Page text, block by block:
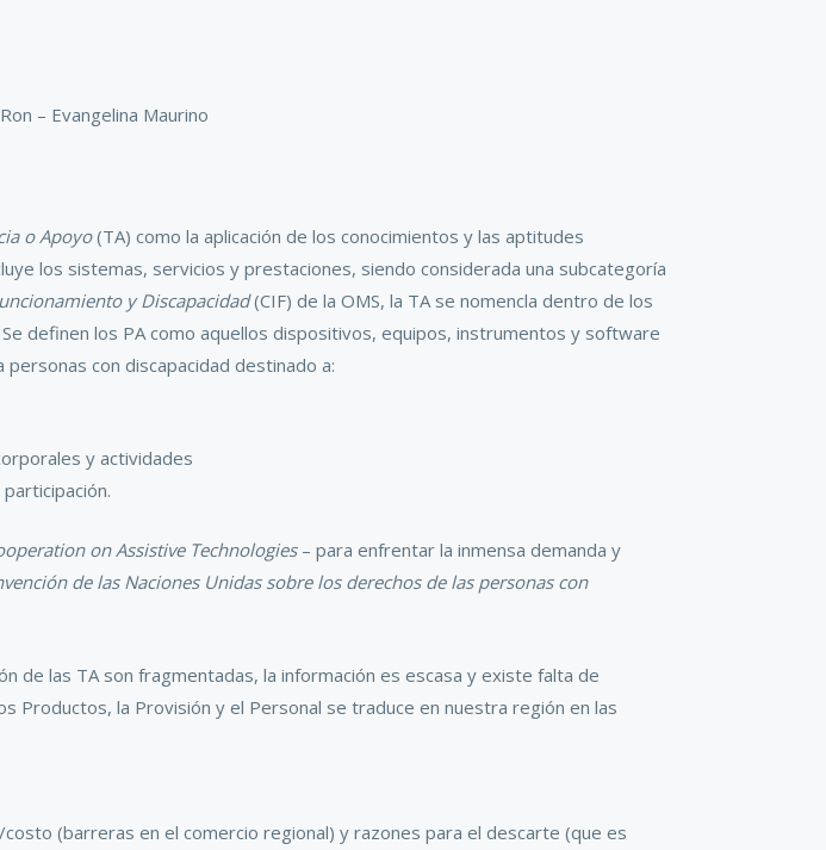
– Evangelina Maurino
o Apoyo(TA) como la aplicación de los conocimientos y las aptitudes
los sistemas, servicios y prestaciones, siendo considerada una subcategoría
y Discapacidad(CIF) de la OMS, la TA se nomencla dentro de los
definen los PA como aquellos dispositivos, equipos, instrumentos y software
con discapacidad destinado a:
y actividades
on Assistive Technologies– para enfrentar la inmensa demanda y
de las Naciones Unidas sobre los derechos de las personas con
de las TA son fragmentadas, la información es escasa y existe falta de
Productos, la Provisión y el Personal se traduce en nuestra región en las
(barreras en el comercio regional) y razones para el descarte (que es